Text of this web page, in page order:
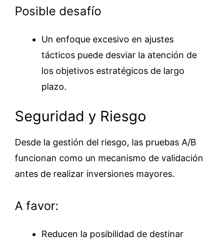
Posible desafío
Un enfoque excesivo en ajustes
tácticos puede desviar la atención de
los objetivos estratégicos de largo
plazo.
Seguridad y Riesgo
Desde la gestión del riesgo, las pruebas A/B
funcionan como un mecanismo de validación
antes de realizar inversiones mayores.
A favor:
Reducen la posibilidad de destinar